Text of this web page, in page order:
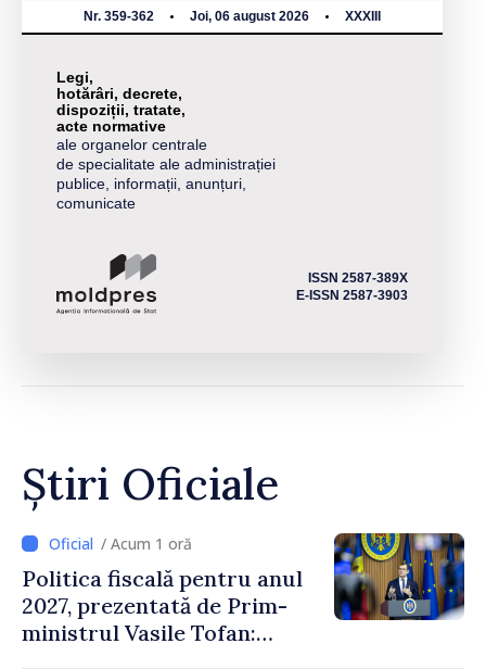
Nr. 359-362 Joi, 06 august 2026 XXXIII
Legi,
hotărâri, decrete,
dispoziții, tratate,
acte normative
ale organelor centrale
de specialitate ale administrației
publice, informații, anunțuri,
comunicate
ISSN 2587-389X
E-ISSN 2587-3903
Știri Oficiale
/ Acum 1 oră
Politica fiscală pentru anul
2027, prezentată de Prim-
ministrul Vasile Tofan: